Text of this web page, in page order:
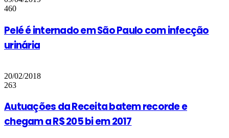
460
Pelé é internado em São Paulo com infecção
urinária
20/02/2018
263
Autuações da Receita batem recorde e
chegam a R$ 205 bi em 2017